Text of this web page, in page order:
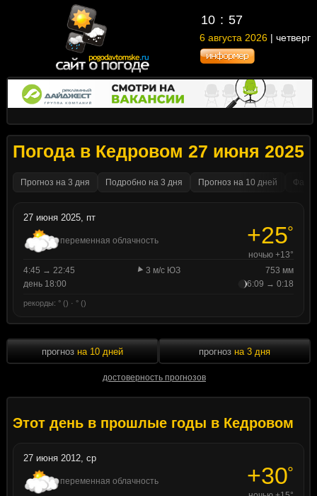
10 57
6 августа 2026 | четверг
Погода в Кедровом 27 июня 2025
Прогноз на 3 дня Подробно на 3 дня Прогноз на 10 дней
27 июня 2025, пт
переменная облачность +25°
ночью +13°
4:45 → 22:45
3 м/с ЮЗ
753 мм
день 18:00
6:09 → 0:18
рекорды: ° () · ° ()
прогноз на 10 дней
достоверность прогнозов
прогноз на 3 дня
Этот день в прошлые годы в Кедровом
27 июня 2012, ср
переменная облачность +30°